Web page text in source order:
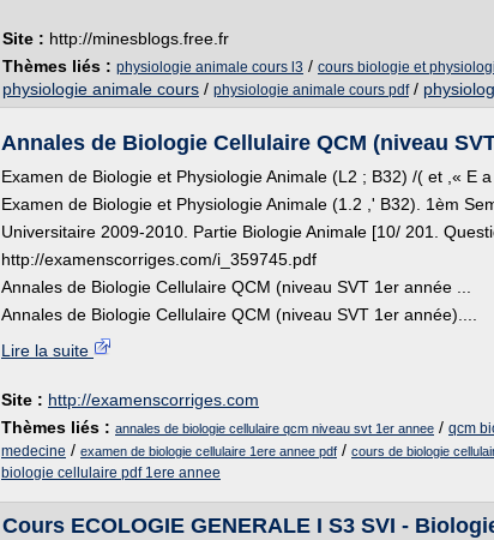
Site : http://minesblogs.free.fr
Thèmes liés : physiologie animale cours l3 / cours biologie et
physiologie animale cours / physiologie animale cours pdf/
Annales de Biologie Cellulaire QCM (niveau
Examen de Biologie et Physiologie Animale (L2 ; B32) /( et ,« E a
Examen de Biologie et Physiologie Animale (1.2 ,' B32). 1èm
Universitaire 2009-2010. Partie Biologie Animale [10/ 201.
http://examenscorriges.com/i_359745.pdf
Annales de Biologie Cellulaire QCM (niveau SVT 1er année ...
Annales de Biologie Cellulaire QCM (niveau SVT 1er année)....
Lire la suite
Site : http://examenscorriges.com
Thèmes liés : annales de biologie cellulaire qcm niveau svt 1er annee / qcm
medecine / examen de biologie cellulaire 1ere annee pdf / cours de biologie
biologie cellulaire pdf 1ere annee
Cours ECOLOGIE GENERALE I S3 SVI -